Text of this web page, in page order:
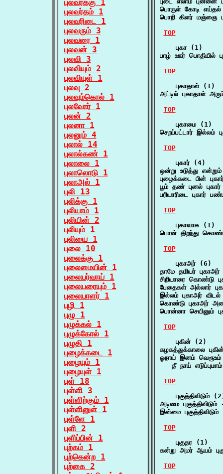
புலவர்க்கு 1
புலவர்தம் 1
புலவரிடை 1
புலவரும் 3
புலவரை 1
புலவன் 3
புலவி 3
புலவியும் 2
புலவியுள் 1
புலவு 2
புலவும்கொல் 1
புலவோர் 1
புலன் 2
புலனா 1
புலனும் 4
புலால் 14
புலால்கண் 1
புலாலை 1
புலாலொடு 1
புலாஅல் 1
புலி 13
புலிக்கு 1
புலியாம் 1
புலியின் 2
புலியும் 1
புலியை 1
புலை 10
புலைக்கு 1
புலைமையின் 1
புலையர்வாய் 1
புலையரையும் 1
புலையாளர் 1
புழி 1
புழு 1
புழுக்கல் 1
புழுக்கோல் 1
புழுதி 1
புழைக்கடை 1
புழையும் 1
புழையுள் 1
புள் 18
புள்ளி 3
புள்ளிற்கும் 1
புள்ளினுள் 1
புள்ளே 1
புளி 2
புளிப்பின் 1
புற்கம் 1
புற்கென்ற 1
புற்கை 2
பொருள் கோடி எய்தல்
பொறி கிளர் மஞ்ஞை
TOP
    புகா (1)
பாழ் ஊர் பொதியில்
TOP
    புகாதாள் (1)
அட்டில் புகாதாள்
TOP
    புகாமை (1)
செறப்பட்டார் இல்லம்
TOP
    புகார் (4)
ஒன்று உடுத்து
புழைக்கடை பின்
பூம் தண் புனல்
பரியாரிடை புகார்
TOP
    புகாவாக (1)
பொன் திறந்து
TOP
    புகாஅர் (6)
தாமே தமியர்
சிறியாரை கொண்டு
பேதைகள் அல்லார்
இல்லம் புகாஅர்
கொண்டு புகாஅர்
பொன்னா செயினும்
TOP
    புகின் (2)
கழகத்துக்காலை
ஓநாய் இனம் வெரூஉம்
தீ நாய்
TOP
புகுத்திவிடும்
அடிமை
இன்மை
TOP
    புகுதர (1)
கன்று அமர் ஆயம்
TOP